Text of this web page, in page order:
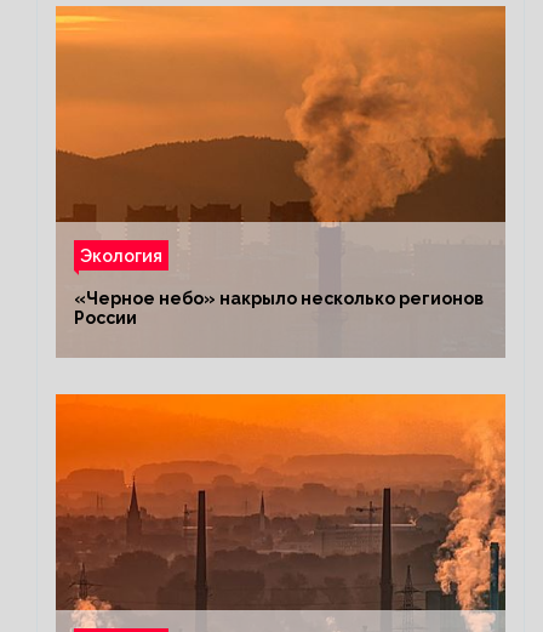
Экология
«Черное небо» накрыло несколько регионов
России